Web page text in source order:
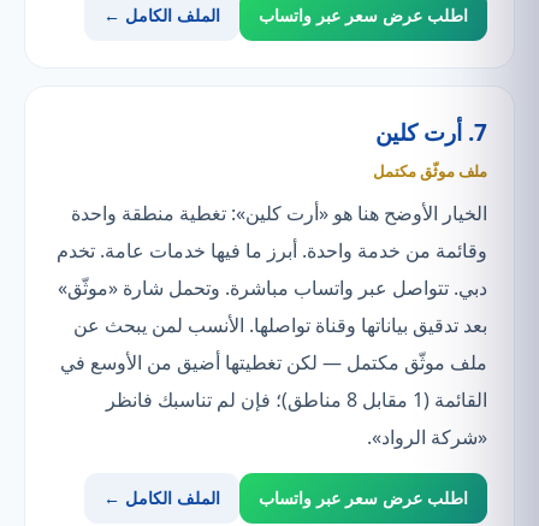
اطلب عرض سعر عبر واتساب الملف الكامل ←
7. أرت كلين
ملف موثّق مكتمل
الخيار الأوضح هنا هو «أرت كلين»: تغطية منطقة واحدة
وقائمة من خدمة واحدة. أبرز ما فيها خدمات عامة. تخدم
دبي. تتواصل عبر واتساب مباشرة. وتحمل شارة «موثّق»
بعد تدقيق بياناتها وقناة تواصلها. الأنسب لمن يبحث عن
ملف موثّق مكتمل — لكن تغطيتها أضيق من الأوسع في
القائمة (1 مقابل 8 مناطق)؛ فإن لم تناسبك فانظر
«شركة الرواد».
اطلب عرض سعر عبر واتساب الملف الكامل ←